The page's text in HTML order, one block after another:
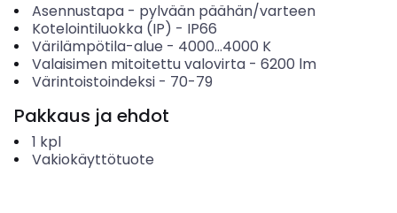
Asennustapa- pylvään päähän/varteen
Kotelointiluokka (IP) - IP66
Värilämpötila-alue - 4000...4000 K
Valaisimen mitoitettu valovirta- 6200 lm
Värintoistoindeksi- 70-79
Pakkaus ja ehdot
1 kpl
Vakiokäyttötuote